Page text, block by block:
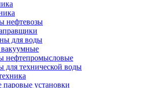
нефтевозы
для воды
нефтепромысловые
технической воды
установки